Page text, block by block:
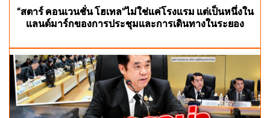
“สตาร์ คอนเวนชั่น โฮเทล”ไม่ใช่แค่โรงแรม แต่เป็นหนึ่งใน
แลนด์มาร์กของการประชุมและการเดินทางในระยอง